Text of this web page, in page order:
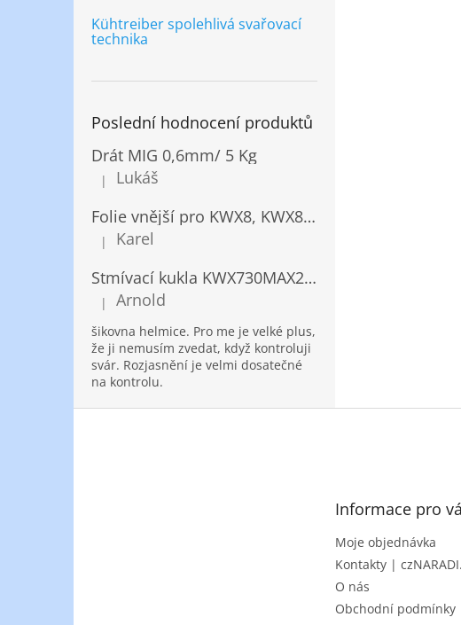
Kühtreiber spolehlivá svařovací
technika
Poslední hodnocení produktů
Drát MIG 0,6mm/ 5 Kg
Hodnocení produktu je 5 z 5 hvězdiček.
|
Lukáš
Folie vnější pro KWX8, KWX820/ 10ks
Hodnocení produktu je 5 z 5 hvězdiček.
|
Karel
Stmívací kukla KWX730MAX2,5!® + NANOClean
Hodnocení produktu je 5 z 5 hvězdiček.
| Arnold
šikovna helmice. Pro me je velké plus,
že ji nemusím zvedat, když kontroluji
svár. Rozjasnění je velmi dosatečné
na kontrolu.
Informace pro
Moje objednávka
Kontakty |
O nás
Obchodní podmínky